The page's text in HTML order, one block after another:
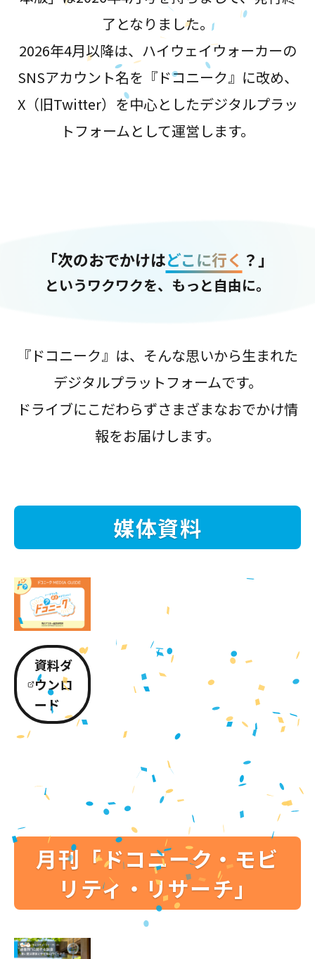
了となりました。
2026年4月以降は、ハイウェイウォーカーの
SNSアカウント名を『ドコニーク』に改め、
X（旧Twitter）を中心としたデジタルプラッ
トフォームとして運営します。
「次のおでかけはどこに行く ？」
というワクワクを、もっと自由に。
『ドコニーク』は、そんな思いから生まれた
デジタルプラットフォームです。
ドライブにこだわらずさまざまなおでかけ情
報をお届けします。
媒体資料
資料ダ
ウンロ
ード
月刊「ドコニーク・モビ
リティ・リサーチ」